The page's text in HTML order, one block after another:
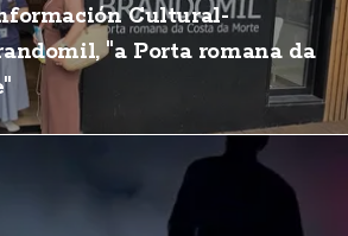
Cultural-
"a Porta romana da